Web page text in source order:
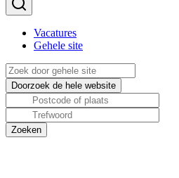
Vacatures
Gehele site